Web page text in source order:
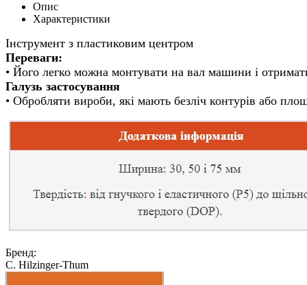
Опис
Характеристики
Переваги:
Галузь застосування
• Обробляти вироби, які мають безліч контурів або
Бренд:
C. Hilzinger-Thum